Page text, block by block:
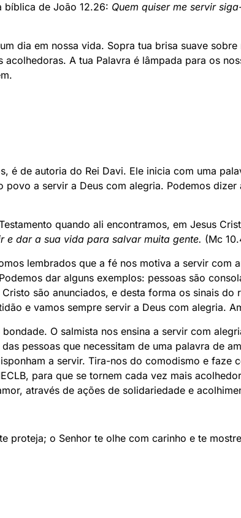
bíblica de João 12.26: Quem quiser me servir
dia em nossa vida. Sopra tua brisa suave
acolhedoras. A tua Palavra é lâmpada para os
é de autoria do Rei Davi. Ele inicia com uma
povo a servir a Deus com alegria. Podemos
quando ali encontramos, em Jesus
e dar a sua vida para salvar muita gente. (Mc
lembrados que a fé nos motiva a servir
dar alguns exemplos: pessoas são
são anunciados, e desta forma os sinais
e vamos sempre servir a Deus com alegria.
bondade. O salmista nos ensina a servir com
pessoas que necessitam de uma palavra de
a servir. Tira-nos do comodismo e
para que se tornem cada vez mais
através de ações de solidariedade e
proteja; o Senhor te olhe com carinho e te